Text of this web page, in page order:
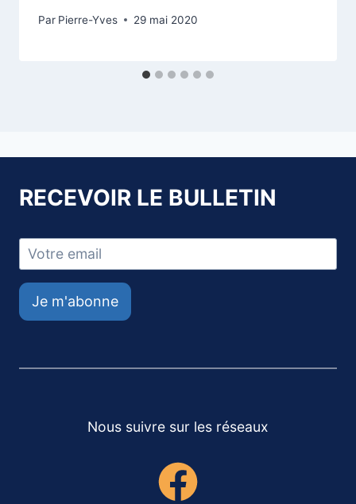
Par Pierre-Yves 29 mai 2020
RECEVOIR LE BULLETIN
Je m'abonne
Nous suivre sur les réseaux